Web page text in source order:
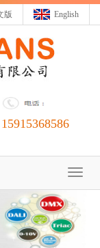
English
版
15915368586